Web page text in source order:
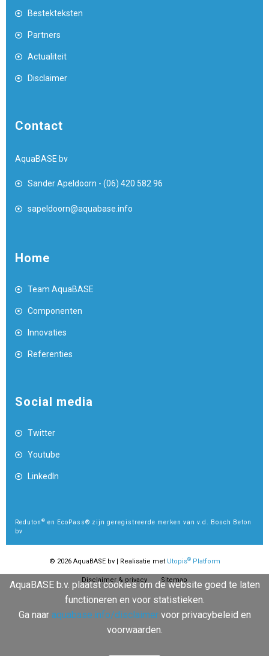
Bestekteksten
Partners
Actualiteit
Disclaimer
Contact
AquaBASE bv
Sander Apeldoorn - (06) 420 582 96
sapeldoorn@aquabase.info
Home
Team AquaBASE
Componenten
Innovaties
Referenties
Social media
Twitter
Youtube
LinkedIn
Reduton ® en EcoPass® zijn geregistreerde merken van v.d. Bosch Beton
bv
© 2026 AquaBASE bv | Realisatie met Utopis®Platform
Disclaimer & privacy Sitemap
AquaBASE b.v. plaatst cookies om de website goed te laten
functioneren en voor statistieken.
Ga naar aquabase.info/disclaimervoor privacybeleid en
voorwaarden.